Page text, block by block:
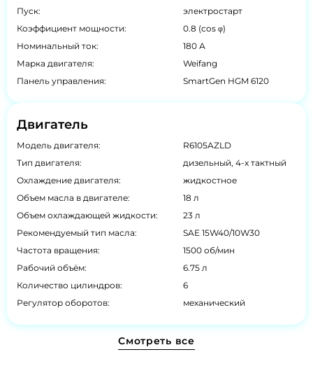
Пуск:
электростарт
Коэффициент мощности:
0.8 (cos φ)
Номинальный ток:
180 А
Марка двигателя:
Weifang
Панель управления:
SmartGen HGM 6120
Двигатель
Модель двигателя:
R6105AZLD
Тип двигателя:
дизельный, 4-х тактный
Охлаждение двигателя:
жидкостное
Объем масла в двигателе:
18 л
Объем охлаждающей жидкости:
23 л
Рекомендуемый тип масла:
SAE 15W40/10W30
Частота вращения:
1500 об/мин
Рабочий объём:
6.75 л
Количество цилиндров:
6
Регулятор оборотов:
механический
Смотреть все